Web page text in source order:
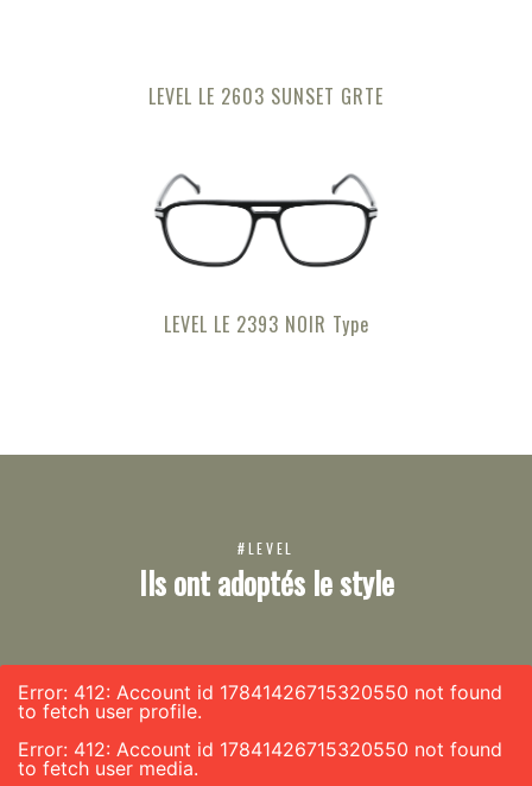
LEVEL LE 2603 SUNSET GRTE
LEVEL LE 2393 NOIR Type
#LEVEL
Ils ont adoptés le style
Error: 412: Account id 17841426715320550 not found
to fetch user profile.
Error: 412: Account id 17841426715320550 not found
to fetch user media.